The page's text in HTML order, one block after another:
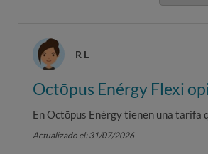
R L
Octōpus Enérgy Flexi
En Octōpus Enérgy tienen una tarifa
Octōpus Flexi. Sigue los precios de la
Actualizado el: 31/07/2026